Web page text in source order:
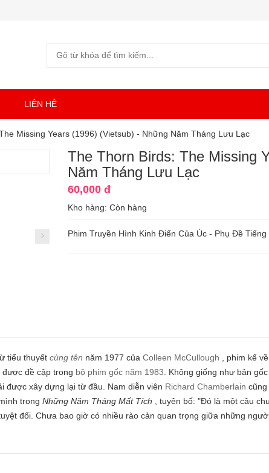
LIÊN HỆ
Missing Years (1996) (Vietsub) - Những Năm Tháng Lưu Lạc
The Thorn Birds: The Missing
Năm Tháng Lưu Lạc
60,000 đ
Kho hàng: Còn hàng
Phim Truyền Hình Kinh Điển Của Úc - Phụ Đề Tiếng
tiểu thuyết cùng tên năm 1977 của Colleen McCullough , phim kể
được đề cập trong bộ phim gốc năm 1983 . Không giống như bản
được xây dựng lại từ đầu. Nam diễn viên Richard Chamberlain
trong Những Năm Tháng Mất Tích , tuyên bố: "Đó là một câu
đối. Chưa bao giờ có nhiều rào cản quan trọng giữa những